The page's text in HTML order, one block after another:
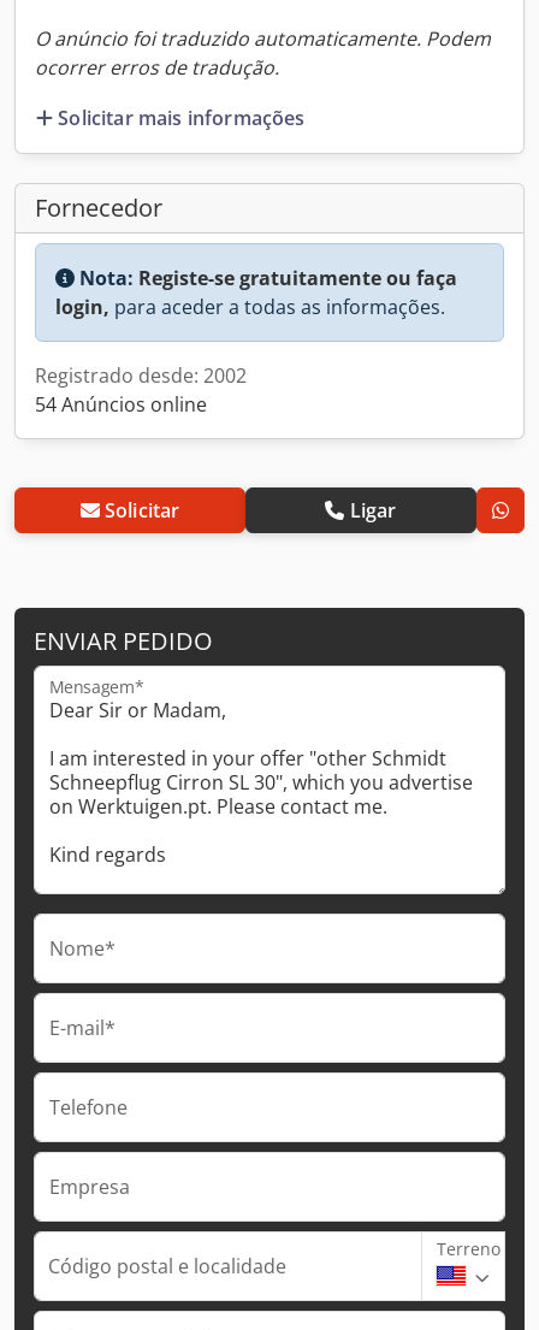
O anúncio foi traduzido automaticamente. Podem
ocorrer erros de tradução.
Solicitar mais informações
Fornecedor
Nota: Registe-se gratuitamente ou faça
login, para aceder a todas as informações.
Registrado desde: 2002
54 Anúncios online
Solicitar Ligar
ENVIAR PEDIDO
Mensagem*
Nome*
E-mail*
Telefone
Empresa
Código postal e localidade
Terreno